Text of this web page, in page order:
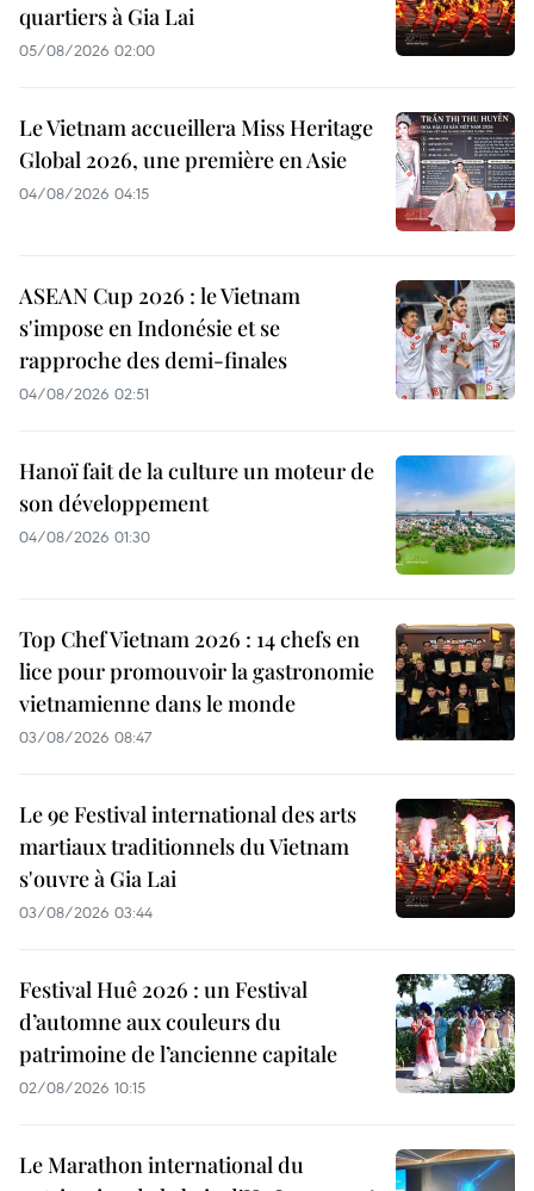
quartiers à Gia Lai
05/08/2026 02:00
Le Vietnam accueillera Miss Heritage
Global 2026, une première en Asie
04/08/2026 04:15
ASEAN Cup 2026 : le Vietnam
s'impose en Indonésie et se
rapproche des demi-finales
04/08/2026 02:51
Hanoï fait de la culture un moteur de
son développement
04/08/2026 01:30
Top Chef Vietnam 2026 : 14 chefs en
lice pour promouvoir la gastronomie
vietnamienne dans le monde
03/08/2026 08:47
Le 9e Festival international des arts
martiaux traditionnels du Vietnam
s'ouvre à Gia Lai
03/08/2026 03:44
Festival Huê 2026 : un Festival
d’automne aux couleurs du
patrimoine de l’ancienne capitale
02/08/2026 10:15
Le Marathon international du